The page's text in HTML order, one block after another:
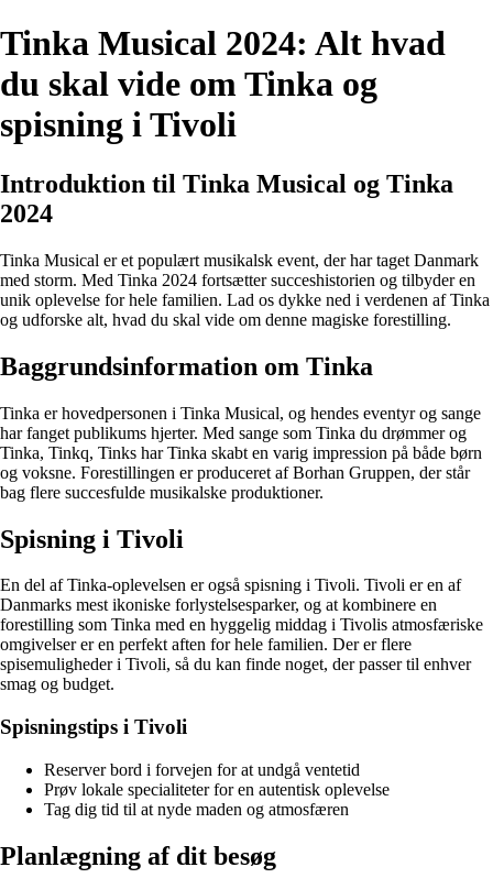
Tinka Musical 2024: Alt hvad
du skal vide om Tinka og
spisning i Tivoli
Introduktion til Tinka Musical og Tinka
2024
Tinka Musical er et populært musikalsk event, der har taget Danmark
med storm. Med Tinka 2024 fortsætter succeshistorien og tilbyder en
unik oplevelse for hele familien. Lad os dykke ned i verdenen af Tinka
og udforske alt, hvad du skal vide om denne magiske forestilling.
Baggrundsinformation om Tinka
Tinka er hovedpersonen i Tinka Musical, og hendes eventyr og sange
har fanget publikums hjerter. Med sange som Tinka du drømmer og
Tinka, Tinkq, Tinks har Tinka skabt en varig impression på både børn
og voksne. Forestillingen er produceret af Borhan Gruppen, der står
bag flere succesfulde musikalske produktioner.
Spisning i Tivoli
En del af Tinka-oplevelsen er også spisning i Tivoli. Tivoli er en af
Danmarks mest ikoniske forlystelsesparker, og at kombinere en
forestilling som Tinka med en hyggelig middag i Tivolis atmosfæriske
omgivelser er en perfekt aften for hele familien. Der er flere
spisemuligheder i Tivoli, så du kan finde noget, der passer til enhver
smag og budget.
Spisningstips i Tivoli
Reserver bord i forvejen for at undgå ventetid
Prøv lokale specialiteter for en autentisk oplevelse
Tag dig tid til at nyde maden og atmosfæren
Planlægning af dit besøg